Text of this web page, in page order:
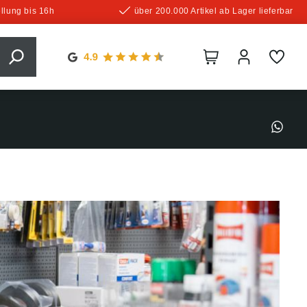
bis 16h über 200.000 Artikel ab Lager lieferbar